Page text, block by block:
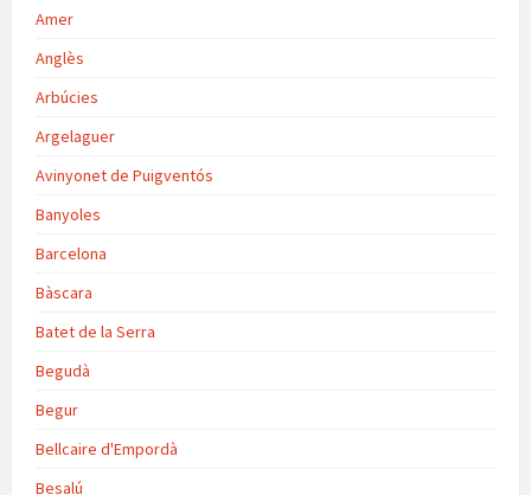
Amer
Anglès
Arbúcies
Argelaguer
Avinyonet de Puigventós
Banyoles
Barcelona
Bàscara
Batet de la Serra
Begudà
Begur
Bellcaire d'Empordà
Besalú